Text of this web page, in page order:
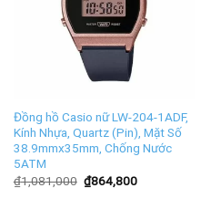
Đồng hồ Casio nữ LW-204-1ADF,
Kính Nhựa, Quartz (Pin), Mặt Số
38.9mmx35mm, Chống Nước
5ATM
₫1,081,000 ₫864,800